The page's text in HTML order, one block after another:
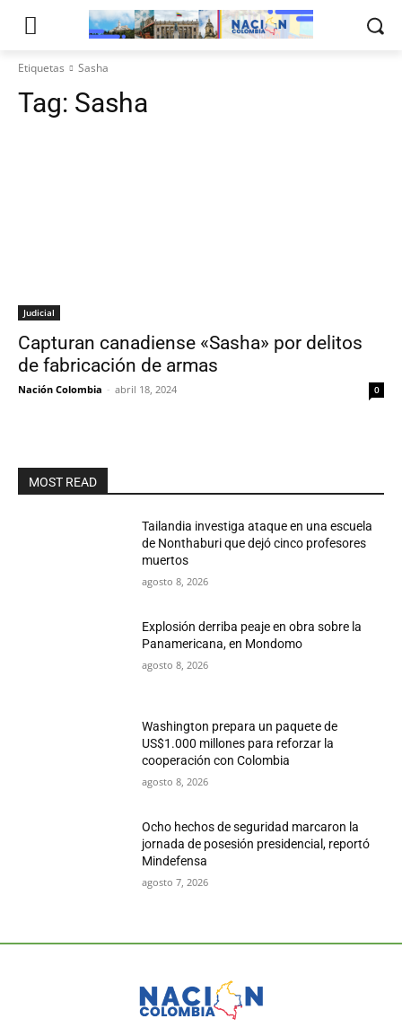
Etiquetas Sasha
Tag: Sasha
Judicial
Capturan canadiense «Sasha» por delitos
de fabricación de armas
Nación Colombia - abril 18, 2024 0
MOST READ
Tailandia investiga ataque en una escuela
de Nonthaburi que dejó cinco profesores
muertos
agosto 8, 2026
Explosión derriba peaje en obra sobre la
Panamericana, en Mondomo
agosto 8, 2026
Washington prepara un paquete de
US$1.000 millones para reforzar la
cooperación con Colombia
agosto 8, 2026
Ocho hechos de seguridad marcaron la
jornada de posesión presidencial, reportó
Mindefensa
agosto 7, 2026